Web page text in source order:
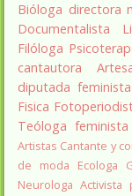
Bióloga directora
Documentalista
Filóloga
cantautora
diputada
Fisica
Teóloga feminista
Artistas Cantante y
de moda
Ecologa
Neurologa